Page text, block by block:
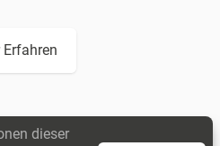
Erfahren
dieser